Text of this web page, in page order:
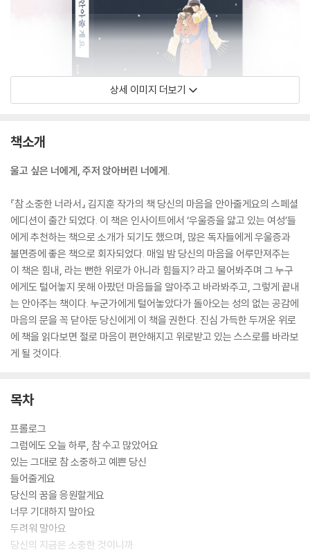
상세 이미지 더보기
책소개
울고 싶은 너에게, 주저 앉아버린 너에게.
『참 소중한 너라서』 김지훈 작가의 책 당신의 마음을 안아줄게요의 스페셜
에디션이 출간 되었다. 이 책은 인사이트에서 ‘우울증을 앓고 있는 여성’들
에게 추천하는 책으로 소개가 되기도 했으며, 많은 독자들에게 우울증과
불면증에 좋은 책으로 회자되었다. 매일 밤 당신의 마음을 어루만져주는
이 책은 힘내, 라는 뻔한 위로가 아니라 힘들지? 라고 물어봐주며 그 누구
에게도 털어놓지 못해 아팠던 마음들을 알아주고 바라봐주고, 그렇게 끝내
는 안아주는 책이다. 누군가에게 털어놓았다가 돌아오는 성의 없는 공감에
마음의 문을 꼭 닫아둔 당신에게 이 책을 권한다. 진심 가득한 두꺼운 위로
에 책을 읽다보면 절로 마음이 편안해지고 위로받고 있는 스스로를 바라보
게 될 것이다.
목차
프롤로그
그럼에도 오늘 하루, 참 수고 많았어요
있는 그대로 참 소중하고 예쁜 당신
들어줄게요
당신의 꿈을 응원할게요
너무 기대하지 말아요
두려워 말아요
당신의 지금은 소중한 것이니까